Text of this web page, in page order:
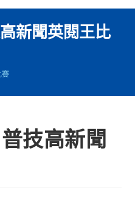
新聞英閱王比
賽
技高新聞